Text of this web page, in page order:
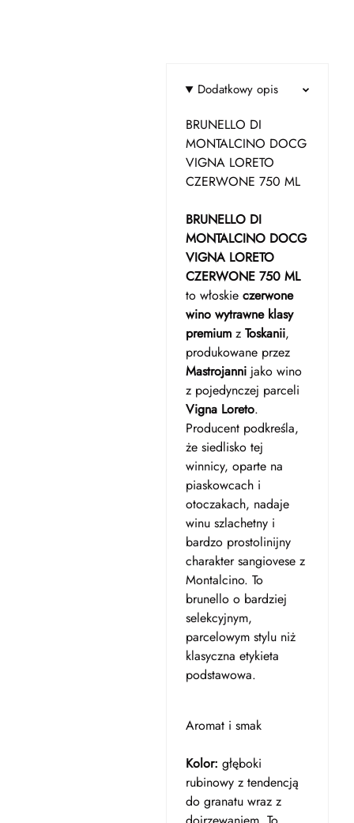
Dodatkowy opis
BRUNELLO DI
MONTALCINO DOCG
VIGNA LORETO
CZERWONE 750 ML
BRUNELLO DI
MONTALCINO DOCG
VIGNA LORETO
CZERWONE 750 ML
to włoskie czerwone
wino wytrawne klasy
premiumz Toskanii,
produkowane przez
Mastrojannijako wino
z pojedynczej parceli
Vigna Loreto.
Producent podkreśla,
że siedlisko tej
winnicy, oparte na
piaskowcach i
otoczakach, nadaje
winu szlachetny i
bardzo prostolinijny
charakter sangiovese z
Montalcino. To
brunello o bardziej
selekcyjnym,
parcelowym stylu niż
klasyczna etykieta
podstawowa.
Aromat i smak
Kolor: głęboki
rubinowy z tendencją
do granatu wraz z